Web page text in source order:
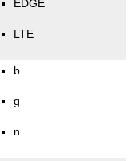
EDGE
LTE
b
g
n